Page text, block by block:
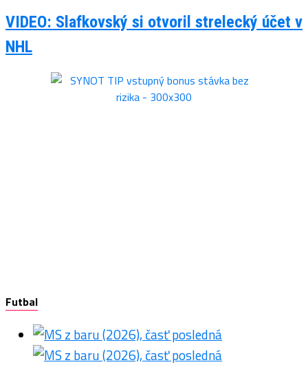
VIDEO: Slafkovský si otvoril strelecký účet v
NHL
Futbal